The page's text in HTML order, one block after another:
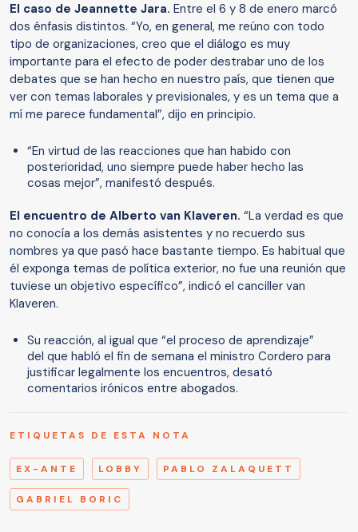
El caso de Jeannette Jara. Entre el 6 y 8 de enero marcó
dos énfasis distintos. “Yo, en general, me reúno con todo
tipo de organizaciones, creo que el diálogo es muy
importante para el efecto de poder destrabar uno de los
debates que se han hecho en nuestro país, que tienen que
ver con temas laborales y previsionales, y es un tema que a
mí me parece fundamental”, dijo en principio.
“En virtud de las reacciones que han habido con
posterioridad, uno siempre puede haber hecho las
cosas mejor”, manifestó después.
El encuentro de Alberto van Klaveren. “La verdad es que
no conocía a los demás asistentes y no recuerdo sus
nombres ya que pasó hace bastante tiempo. Es habitual que
él exponga temas de política exterior, no fue una reunión que
tuviese un objetivo específico”, indicó el canciller van
Klaveren.
Su reacción, al igual que “el proceso de aprendizaje”
del que habló el fin de semana el ministro Cordero para
justificar legalmente los encuentros, desató
comentarios irónicos entre abogados.
ETIQUETAS DE ESTA NOTA
EX-ANTE LOBBY PABLO ZALAQUETT
GABRIEL BORIC